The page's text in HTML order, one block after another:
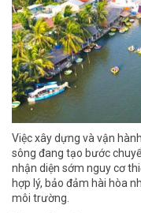
Việc xây dựng và vận
sông đang tạo bước
nhận diện sớm nguy cơ
hợp lý, bảo đảm hài hòa
môi trường.